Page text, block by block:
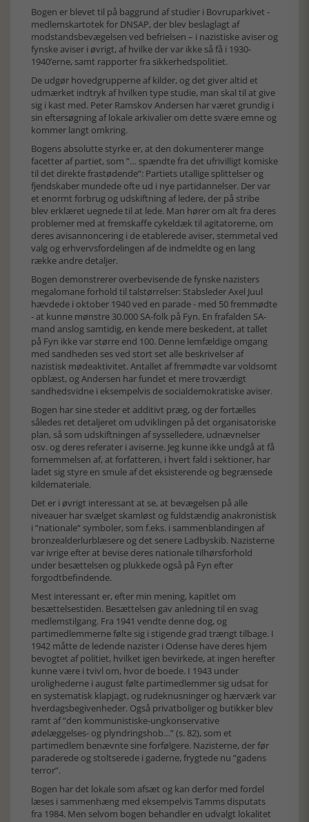
Bogen er blevet til på baggrund af studier i Bovruparkivet -
medlemskartotek for DNSAP, der blev beslaglagt af
modstandsbevægelsen ved befrielsen – i nazistiske aviser og
fynske aviser i øvrigt, af hvilke der var ikke så få i 1930-
1940’erne, samt rapporter fra sikkerhedspolitiet.
De udgør hovedgrupperne af kilder, og det giver altid et
udmærket indtryk af hvilken type studie, man skal til at give
sig i kast med. Peter Ramskov Andersen har været grundig i
sin eftersøgning af lokale arkivalier om dette svære emne og
kommer langt omkring.
Bogens absolutte styrke er, at den dokumenterer mange
facetter af partiet, som ”… spændte fra det ufrivilligt komiske
til det direkte frastødende”: Partiets utallige splittelser og
fjendskaber mundede ofte ud i nye partidannelser. Der var
et enormt forbrug og udskiftning af ledere, der på stribe
blev erklæret uegnede til at lede. Man hører om alt fra deres
problemer med at fremskaffe cykeldæk til agitatorerne, om
deres avisannoncering i de etablerede aviser, stemmetal ved
valg og erhvervsfordelingen af de indmeldte og en lang
række andre detaljer.
Bogen demonstrerer overbevisende de fynske nazisters
megalomane forhold til talstørrelser: Stabsleder Axel Juul
hævdede i oktober 1940 ved en parade - med 50 fremmødte
- at kunne mønstre 30.000 SA-folk på Fyn. En frafalden SA-
mand anslog samtidig, en kende mere beskedent, at tallet
på Fyn ikke var større end 100. Denne lemfældige omgang
med sandheden ses ved stort set alle beskrivelser af
nazistisk mødeaktivitet. Antallet af fremmødte var voldsomt
opblæst, og Andersen har fundet et mere troværdigt
sandhedsvidne i eksempelvis de socialdemokratiske aviser.
Bogen har sine steder et additivt præg, og der fortælles
således ret detaljeret om udviklingen på det organisatoriske
plan, så som udskiftningen af sysselledere, udnævnelser
osv. og deres referater i aviserne. Jeg kunne ikke undgå at få
fornemmelsen af, at forfatteren, i hvert fald i sektioner, har
ladet sig styre en smule af det eksisterende og begrænsede
kildemateriale.
Det er i øvrigt interessant at se, at bevægelsen på alle
niveauer har svælget skamløst og fuldstændig anakronistisk
i ”nationale” symboler, som f.eks. i sammenblandingen af
bronzealderlurblæsere og det senere Ladbyskib. Nazisterne
var ivrige efter at bevise deres nationale tilhørsforhold
under besættelsen og plukkede også på Fyn efter
forgodtbefindende.
Mest interessant er, efter min mening, kapitlet om
besættelsestiden. Besættelsen gav anledning til en svag
medlemstilgang. Fra 1941 vendte denne dog, og
partimedlemmerne følte sig i stigende grad trængt tilbage. I
1942 måtte de ledende nazister i Odense have deres hjem
bevogtet af politiet, hvilket igen bevirkede, at ingen herefter
kunne være i tvivl om, hvor de boede. I 1943 under
urolighederne i august følte partimedlemmer sig udsat for
en systematisk klapjagt, og rudeknusninger og hærværk var
hverdagsbegivenheder. Også privatboliger og butikker blev
ramt af ”den kommunistiske-ungkonservative
ødelæggelses- og plyndringshob…” (s. 82), som et
partimedlem benævnte sine forfølgere. Nazisterne, der før
paraderede og stoltserede i gaderne, frygtede nu ”gadens
terror”.
Bogen har det lokale som afsæt og kan derfor med fordel
læses i sammenhæng med eksempelvis Tamms disputats
fra 1984. Men selvom bogen behandler en udvalgt lokalitet